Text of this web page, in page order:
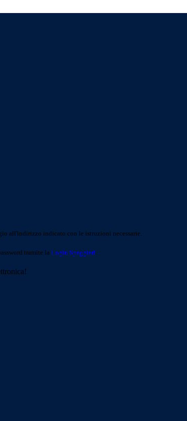
all'indirizzo indicato con le istruzioni necessarie.
tramite la Login Spaggiari